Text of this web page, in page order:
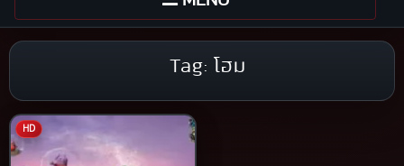
NAVIGATION
Tag: โฮม
HD